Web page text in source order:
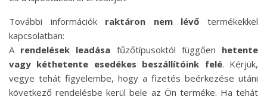
További információk raktáron nem lévő termékekkel
kapcsolatban:
A rendelések leadása fűzőtípusoktól függően hetente
vagy kéthetente esedékes beszállítóink felé. Kérjük,
vegye tehát figyelembe, hogy a fizetés beérkezése utáni
következő rendelésbe kerül bele az Ön terméke. Ha tehát